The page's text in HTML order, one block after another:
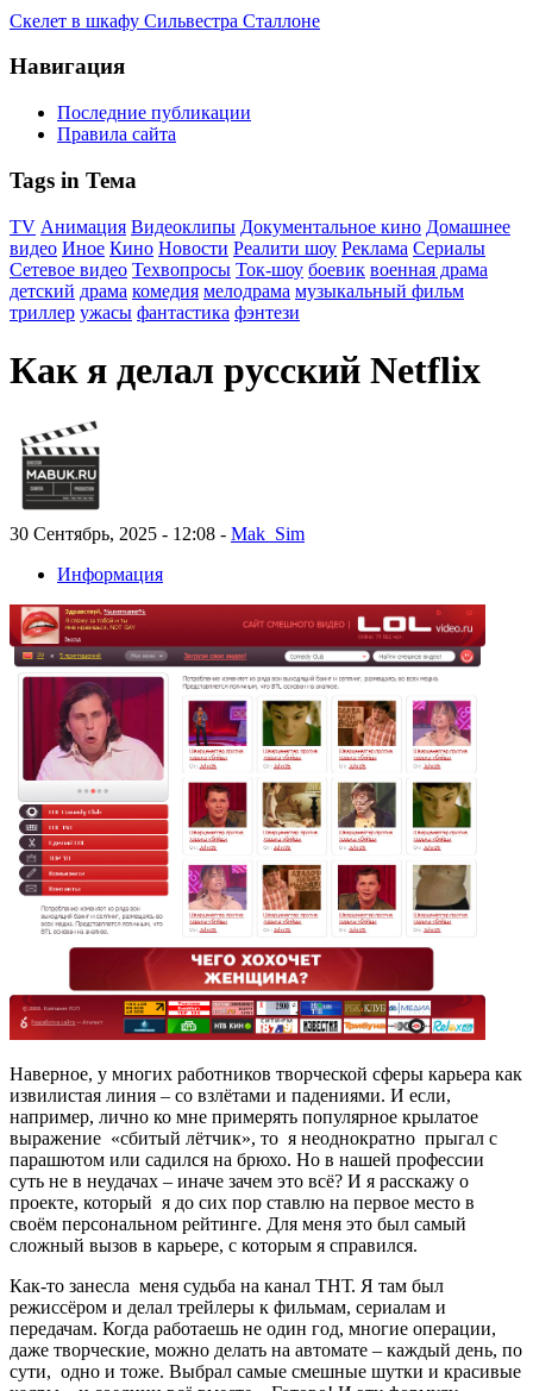
Скелет в шкафу Сильвестра Сталлоне
Навигация
Последние публикации
Правила сайта
Tags in Тема
TV Анимация Видеоклипы Документальное кино Домашнее
видео Иное Кино Новости Реалити шоу Реклама Сериалы
Сетевое видео Техвопросы Ток-шоу боевик военная драма
детский драма комедия мелодрама музыкальный фильм
триллер ужасы фантастика фэнтези
Как я делал русский Netflix
30 Сентябрь, 2025 - 12:08 - Mak_Sim
Информация
Наверное, у многих работников творческой сферы карьера как
извилистая линия – со взлётами и падениями. И если,
например, лично ко мне примерять популярное крылатое
выражение «сбитый лётчик», то я неоднократно прыгал с
парашютом или садился на брюхо. Но в нашей профессии
суть не в неудачах – иначе зачем это всё? И я расскажу о
проекте, который я до сих пор ставлю на первое место в
своём персональном рейтинге. Для меня это был самый
сложный вызов в карьере, с которым я справился.
Как-то занесла меня судьба на канал ТНТ. Я там был
режиссёром и делал трейлеры к фильмам, сериалам и
передачам. Когда работаешь не один год, многие операции,
даже творческие, можно делать на автомате – каждый день, по
сути, одно и тоже. Выбрал самые смешные шутки и красивые